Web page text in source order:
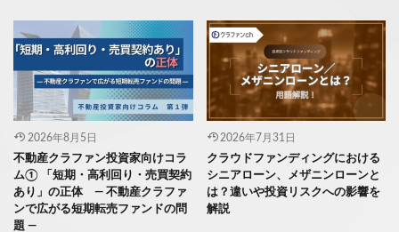
2026年8月5日
不動産クラファン投資家向けコラ
ム① 「短期・高利回り・売買契約
あり」の正体 ― 不動産クラファ
ンで広がる短期転売ファンドの問
題 ―
2026年7月31日
クラウドファンディングにおける
シニアローン、メザニンローンと
は？違いや投資リスクへの影響を
解説